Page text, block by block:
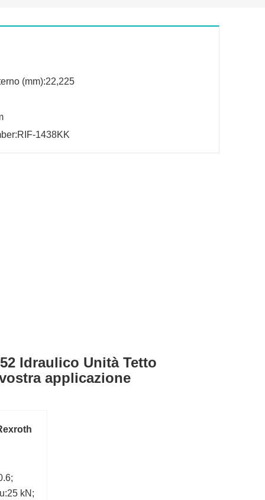
(mm):22,225
1438KK
Idraulico Unità Tetto
applicazione
kN;